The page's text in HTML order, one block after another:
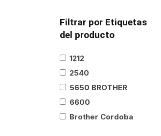
Filtrar por Etiquetas
del producto
1212
2540
5650 BROTHER
6600
Brother Cordoba